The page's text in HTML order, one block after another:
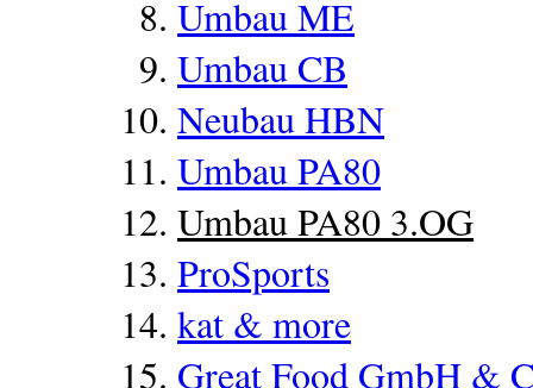
Umbau ME
Umbau CB
Neubau HBN
Umbau PA80
Umbau PA80 3.OG
ProSports
kat & more
Great Food GmbH &